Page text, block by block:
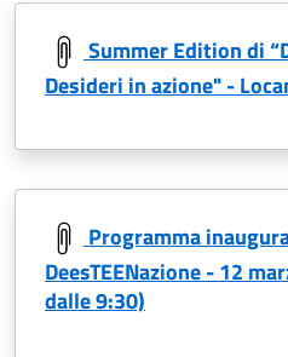
Summer Edition di
Desideri in azione" -
Programma
DeesTEENazione - 12
dalle 9:30)